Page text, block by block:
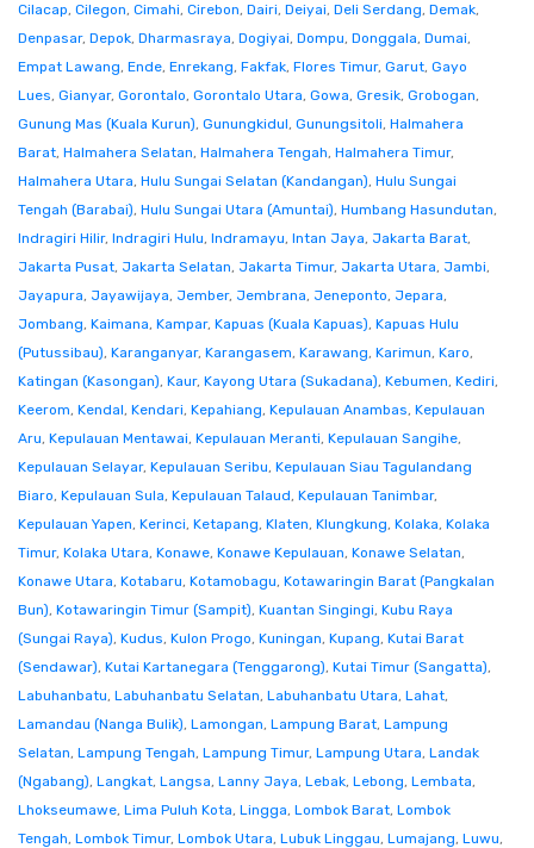
Cilacap, Cilegon, Cimahi, Cirebon, Dairi, Deiyai, Deli Serdang, Demak,
Denpasar, Depok, Dharmasraya, Dogiyai, Dompu, Donggala, Dumai,
Empat Lawang, Ende, Enrekang, Fakfak, Flores Timur, Garut, Gayo
Lues, Gianyar, Gorontalo, Gorontalo Utara, Gowa, Gresik, Grobogan,
Gunung Mas (Kuala Kurun), Gunungkidul, Gunungsitoli, Halmahera
Barat, Halmahera Selatan, Halmahera Tengah, Halmahera Timur,
Halmahera Utara, Hulu Sungai Selatan (Kandangan), Hulu Sungai
Tengah (Barabai), Hulu Sungai Utara (Amuntai), Humbang Hasundutan,
Indragiri Hilir, Indragiri Hulu, Indramayu, Intan Jaya, Jakarta Barat,
Jakarta Pusat, Jakarta Selatan, Jakarta Timur, Jakarta Utara, Jambi,
Jayapura, Jayawijaya, Jember, Jembrana, Jeneponto, Jepara,
Jombang, Kaimana, Kampar, Kapuas (Kuala Kapuas), Kapuas Hulu
(Putussibau), Karanganyar, Karangasem, Karawang, Karimun, Karo,
Katingan (Kasongan), Kaur, Kayong Utara (Sukadana), Kebumen, Kediri,
Keerom, Kendal, Kendari, Kepahiang, Kepulauan Anambas, Kepulauan
Aru, Kepulauan Mentawai, Kepulauan Meranti, Kepulauan Sangihe,
Kepulauan Selayar, Kepulauan Seribu, Kepulauan Siau Tagulandang
Biaro, Kepulauan Sula, Kepulauan Talaud, Kepulauan Tanimbar,
Kepulauan Yapen, Kerinci, Ketapang, Klaten, Klungkung, Kolaka, Kolaka
Timur, Kolaka Utara, Konawe, Konawe Kepulauan, Konawe Selatan,
Konawe Utara, Kotabaru, Kotamobagu, Kotawaringin Barat (Pangkalan
Bun), Kotawaringin Timur (Sampit), Kuantan Singingi, Kubu Raya
(Sungai Raya), Kudus, Kulon Progo, Kuningan, Kupang, Kutai Barat
(Sendawar), Kutai Kartanegara (Tenggarong), Kutai Timur (Sangatta),
Labuhanbatu, Labuhanbatu Selatan, Labuhanbatu Utara, Lahat,
Lamandau (Nanga Bulik), Lamongan, Lampung Barat, Lampung
Selatan, Lampung Tengah, Lampung Timur, Lampung Utara, Landak
(Ngabang), Langkat, Langsa, Lanny Jaya, Lebak, Lebong, Lembata,
Lhokseumawe, Lima Puluh Kota, Lingga, Lombok Barat, Lombok
Tengah, Lombok Timur, Lombok Utara, Lubuk Linggau, Lumajang, Luwu,